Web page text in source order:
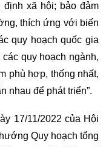
định xã hội; bảo đảm
thích ứng với biến
quy hoạch quốc gia
quy hoạch ngành,
phù hợp, thống nhất,
nhau để phát triển”.
17/11/2022 của Hội
Quy hoạch tổng